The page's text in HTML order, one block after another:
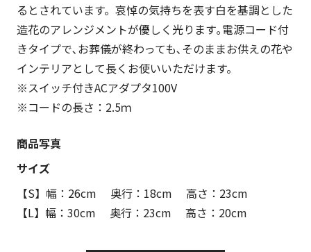
るとされています。哀悼の気持ちを表す白を基調とした
造花のアレンジメントが優しく光ります｡電源コード付
きタイプで､お葬儀が終わっても､そのままお供えの花や
インテリアとして長くお使いいただけます。
※スイッチ付きACアダプタ100V
※コードの長さ：2.5ｍ
商品写真
サイズ
【S】幅：26cm 奥行：18cm 高さ：23cm
【L】幅：30cm 奥行：23cm 高さ：20cm